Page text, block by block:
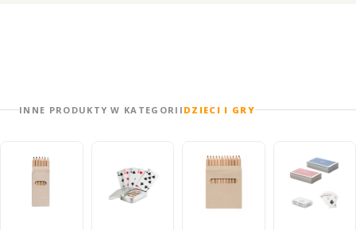
INNE PRODUKTY W KATEGORII DZIECI I GRY